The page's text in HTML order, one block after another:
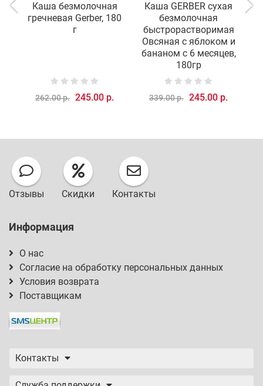
Каша безмолочная
гречневая Gerber, 180
г
262.00 р. 245.00 р.
Каша GERBER сухая
безмолочная
быстрорастворимая
Овсяная с яблоком и
бананом с 6 месяцев,
180гр
339.00 р. 245.00 р.
Отзывы Скидки Контакты
Информация
О нас
Согласие на обработку персональных данных
Условия возврата
Поставщикам
Контакты